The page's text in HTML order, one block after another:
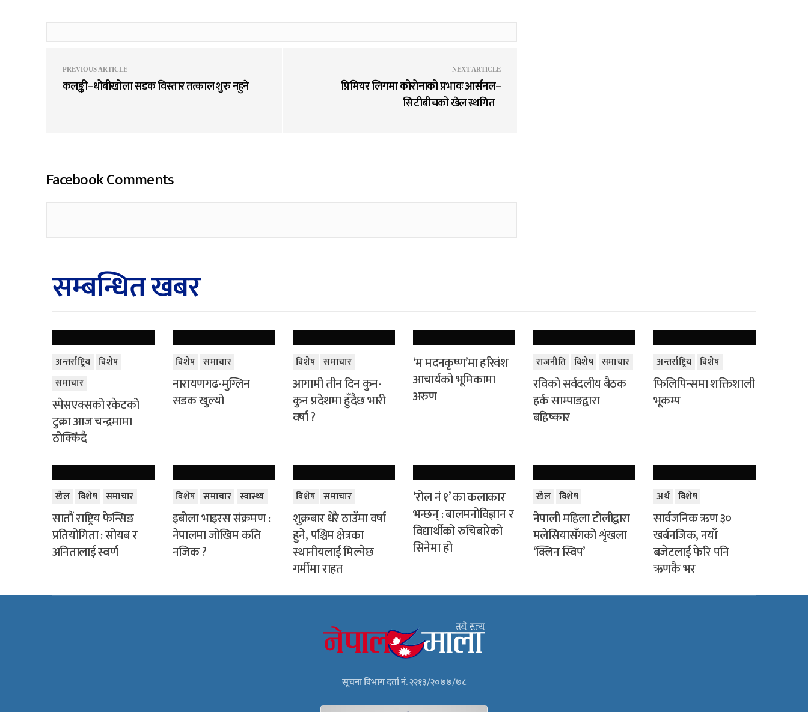
PREVIOUS ARTICLE
कलङ्की–धोबीखोला सडक विस्तार तत्काल शुरु नहुने
NEXT ARTICLE
प्रिमियर लिगमा कोरोनाको प्रभावः आर्सनल–
सिटीबीचको खेल स्थगित
Facebook Comments
सम्बन्धित खबर
अन्तर्राष्ट्रिय विशेष
समाचार
स्पेसएक्सको रकेटको
टुक्रा आज चन्द्रमामा
ठोक्किँदै
विशेष समाचार
नारायणगढ-मुग्लिन
सडक खुल्यो
विशेष समाचार
आगामी तीन दिन कुन-
कुन प्रदेशमा हुँदैछ भारी
वर्षा ?
‘म मदनकृष्ण’मा हरिवंश
आचार्यको भूमिकामा
अरुण
राजनीति विशेष समाचार
रविको सर्वदलीय बैठक
हर्क साम्पाङद्वारा
बहिष्कार
अन्तर्राष्ट्रिय विशेष
फिलिपिन्समा शक्तिशाली
भूकम्प
खेल विशेष समाचार
सातौं राष्ट्रिय फेन्सिङ
प्रतियोगिता : सोयब र
अनितालाई स्वर्ण
विशेष समाचार स्वास्थ्य
इबोला भाइरस संक्रमण :
नेपालमा जोखिम कति
नजिक ?
विशेष समाचार
शुक्रबार धेरै ठाउँमा वर्षा
हुने, पश्चिम क्षेत्रका
स्थानीयलाई मिल्नेछ
गर्मीमा राहत
‘रोल नं १’ का कलाकार
भन्छन् : बालमनोविज्ञान र
विद्यार्थीको रुचिबारेको
सिनेमा हो
खेल विशेष
नेपाली महिला टोलीद्वारा
मलेसियासँगको शृंखला
‘क्लिन स्विप’
अर्थ विशेष
सार्वजनिक ऋण ३०
खर्बनजिक, नयाँ
बजेटलाई फेरि पनि
ऋणकै भर
सूचना विभाग दर्ता नं. २२१३/२०७७/७८